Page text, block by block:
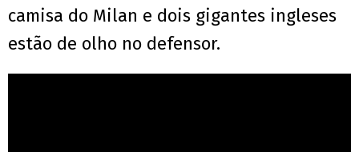
camisa do Milan e dois gigantes ingleses
estão de olho no defensor.